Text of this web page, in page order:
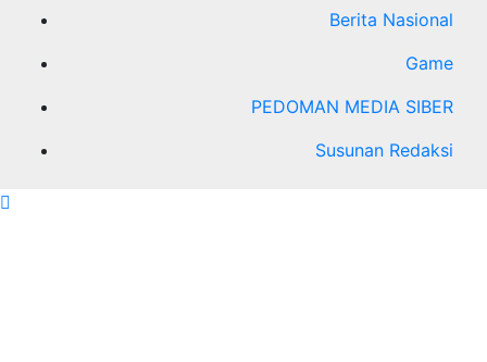
Berita Nasional
Game
PEDOMAN MEDIA SIBER
Susunan Redaksi